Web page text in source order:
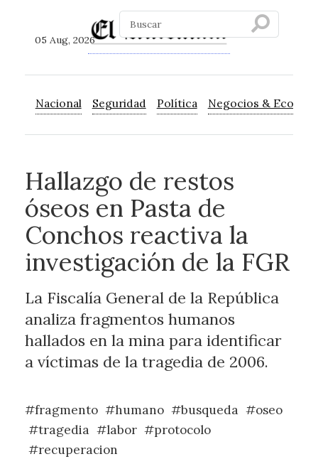
05 Aug, 2026
Nacional Seguridad Política Negocios &
Hallazgo de restos
óseos en Pasta de
Conchos reactiva la
investigación de la FGR
La Fiscalía General de la República
analiza fragmentos humanos
hallados en la mina para identificar
a víctimas de la tragedia de 2006.
#fragmento #humano #busqueda #oseo
#tragedia #labor #protocolo
#recuperacion